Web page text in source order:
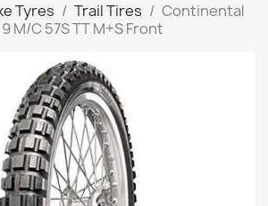
Tyres Trail Tires
Continental
M/C 57S TT M+S Front